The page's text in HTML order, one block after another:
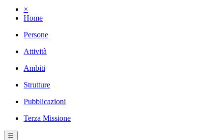
×
Home
Persone
Attività
Ambiti
Strutture
Pubblicazioni
Terza Missione
☰